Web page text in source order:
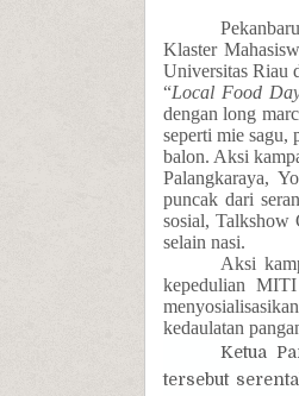
Klaster
Universitas Riau
“Local Food
dengan long
seperti mie sagu,
balon. Aksi
Palangkaraya,
puncak dari
sosial,
selain nasi.
Aksi
kepedulian
kedaulatan
Ketua
tersebut